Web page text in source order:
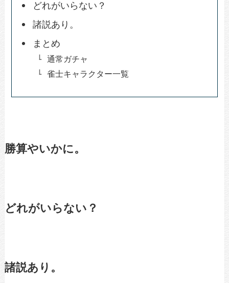
どれがいらない？
諸説あり。
まとめ
通常ガチャ
雀士キャラクター一覧
勝算やいかに。
どれがいらない？
諸説あり。